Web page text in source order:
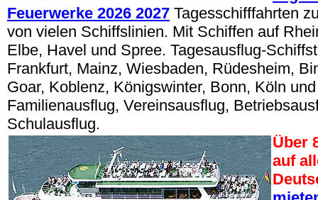
Feuerwerke 2026 2027 Tagesschifffahrten
von vielen Schiffslinien. Mit Schiffen auf
Elbe, Havel und Spree. Tagesausflug-
Frankfurt, Mainz, Wiesbaden, Rüdesheim,
Goar, Koblenz, Königswinter, Bonn, Köln
Familienausflug, Vereinsausflug,
Schulausflug.
Über
auf